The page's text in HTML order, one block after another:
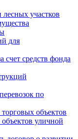
участков
для
счет средств фонда
по
объектов
уличной